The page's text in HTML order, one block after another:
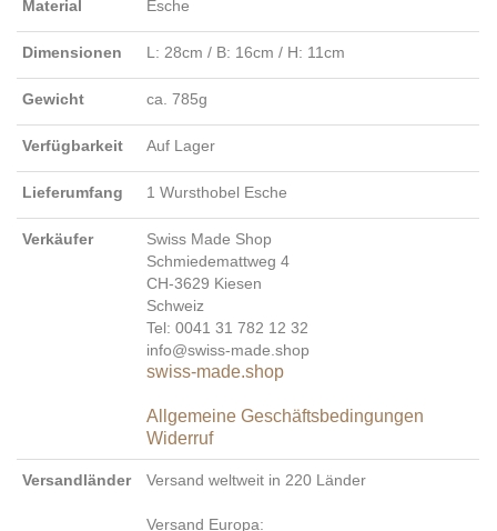
Material Esche
Dimensionen L: 28cm / B: 16cm / H: 11cm
Gewicht ca. 785g
Verfügbarkeit Auf Lager
Lieferumfang 1 Wursthobel Esche
Verkäufer
Swiss Made Shop
Schmiedemattweg 4
CH-3629 Kiesen
Schweiz
Tel: 0041 31 782 12 32
info@swiss-made.shop
swiss-made.shop
Allgemeine Geschäftsbedingungen
Widerruf
Versandländer Versand weltweit in 220 Länder
Versand Europa: